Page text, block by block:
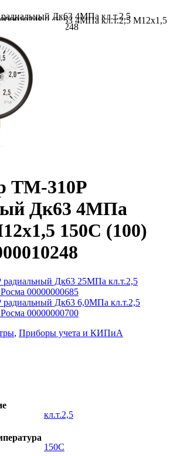
Дк63 4МПа кл.т.2,5
00000010248
(100) Росма 00000010248
ТМ-310Р
Дк63 4МПа
150C (100)
Дк63 25МПа кл.т.2,5
00000000685
Дк63 6,0МПа кл.т.2,5
00000000700
, Приборы учета и КИПиА
кл.т.2,5
150C